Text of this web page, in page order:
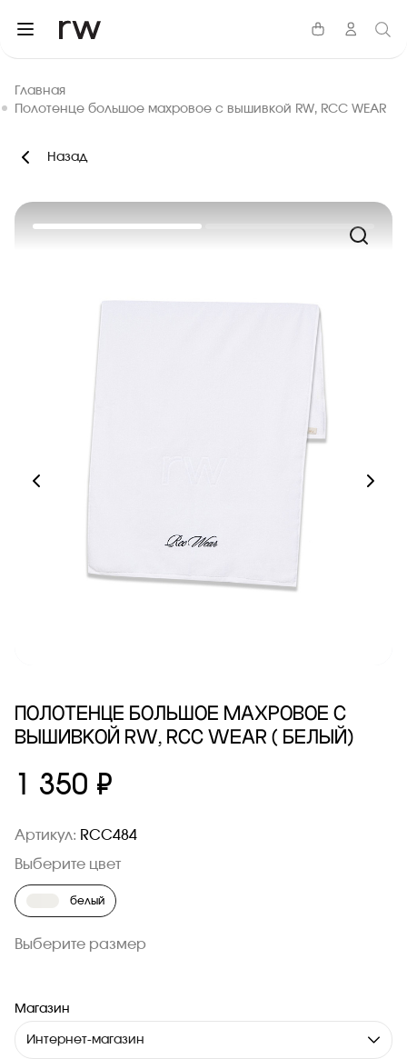
Главная
Полотенце большое махровое с вышивкой RW, RCC WEAR
Назад
ПОЛОТЕНЦЕ БОЛЬШОЕ МАХРОВОЕ С
ВЫШИВКОЙ RW, RCC WEAR ( БЕЛЫЙ)
1 350 ₽
Артикул: RCC484
Выберите размер
Выберите цвет
белый
Магазин
Интернет-магазин